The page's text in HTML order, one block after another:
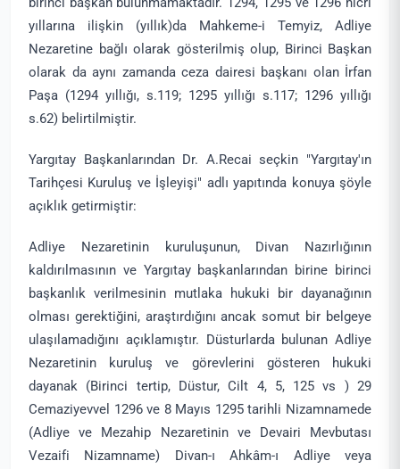
yıllarına ilişkin (yıllık)da Mahkeme-i Temyiz, Adliye
Nezaretine bağlı olarak gösterilmiş olup, Birinci Başkan
olarak da aynı zamanda ceza dairesi başkanı olan İrfan
Paşa (1294 yıllığı, s.119; 1295 yıllığı s.117; 1296 yıllığı
s.62) belirtilmiştir.
Yargıtay Başkanlarından Dr. A.Recai seçkin "Yargıtay'ın
Tarihçesi Kuruluş ve İşleyişi" adlı yapıtında konuya şöyle
açıklık getirmiştir:
Adliye Nezaretinin kuruluşunun, Divan Nazırlığının
kaldırılmasının ve Yargıtay başkanlarından birine birinci
başkanlık verilmesinin mutlaka hukuki bir dayanağının
olması gerektiğini, araştırdığını ancak somut bir belgeye
ulaşılamadığını açıklamıştır. Düsturlarda bulunan Adliye
Nezaretinin kuruluş ve görevlerini gösteren hukuki
dayanak (Birinci tertip, Düstur, Cilt 4, 5, 125 vs ) 29
Cemaziyevvel 1296 ve 8 Mayıs 1295 tarihli Nizamnamede
(Adliye ve Mezahip Nezaretinin ve Devairi Mevbutası
Vezaifi Nizamname) Divan-ı Ahkâm-ı Adliye veya